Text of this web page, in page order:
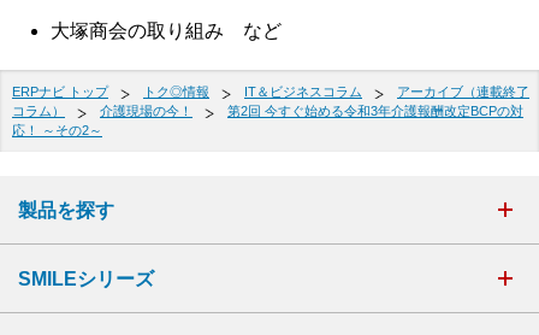
大塚商会の取り組み など
ERPナビ トップ トク◎情報 IT＆ビジネスコラム
アーカイブ（連載終了
コラム）
介護現場の今！
第2回 今すぐ始める令和3年介護報酬改定BCPの対
応！ ～その2～
製品を探す
SMILEシリーズ